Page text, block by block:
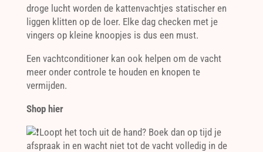
droge lucht worden de kattenvachtjes statischer en
liggen klitten op de loer. Elke dag checken met je
vingers op kleine knoopjes is dus een must.
Een vachtconditioner kan ook helpen om de vacht
meer onder controle te houden en knopen te
vermijden.
Shop hier
Loopt het toch uit de hand? Boek dan op tijd je
afspraak in en wacht niet tot de vacht volledig in de